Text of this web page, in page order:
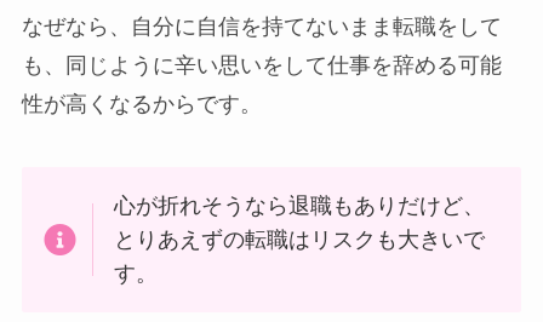
なぜなら、自分に自信を持てないまま転職をして
も、同じように辛い思いをして仕事を辞める可能
性が高くなるからです。
心が折れそうなら退職もありだけど、
とりあえずの転職はリスクも大きいで
す。